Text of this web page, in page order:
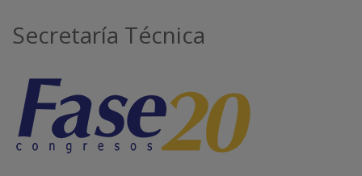
Secretaría Técnica